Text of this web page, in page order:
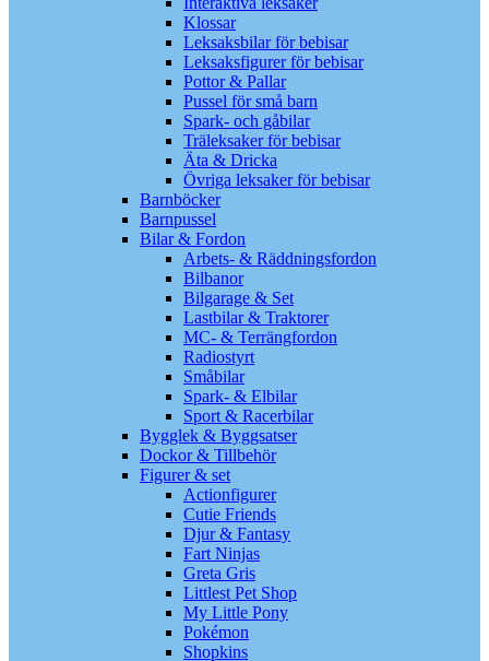
Klossar
Leksaksbilar för bebisar
Leksaksfigurer för bebisar
Pottor & Pallar
Pussel för små barn
Spark- och gåbilar
Träleksaker för bebisar
Äta & Dricka
Övriga leksaker för bebisar
Barnböcker
Barnpussel
Bilar & Fordon
Arbets- & Räddningsfordon
Bilbanor
Bilgarage & Set
Lastbilar & Traktorer
MC- & Terrängfordon
Radiostyrt
Småbilar
Spark- & Elbilar
Sport & Racerbilar
Bygglek & Byggsatser
Dockor & Tillbehör
Figurer & set
Actionfigurer
Cutie Friends
Djur & Fantasy
Fart Ninjas
Greta Gris
Littlest Pet Shop
My Little Pony
Pokémon
Shopkins